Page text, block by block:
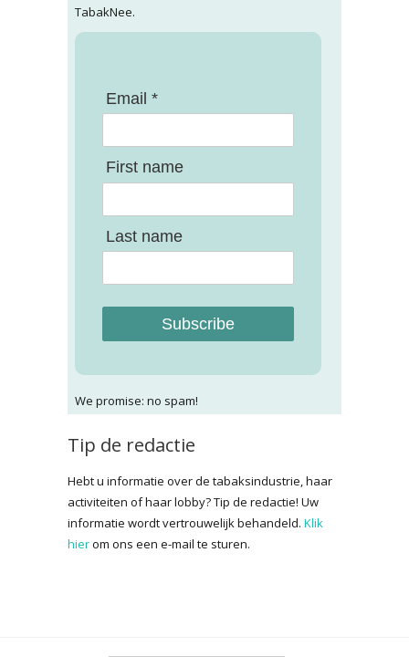
TabakNee.
Email *
First name
Last name
Subscribe
We promise: no spam!
Tip de redactie
Hebt u informatie over de tabaksindustrie, haar
activiteiten of haar lobby? Tip de redactie! Uw
informatie wordt vertrouwelijk behandeld. Klik
hierom ons een e-mail te sturen.